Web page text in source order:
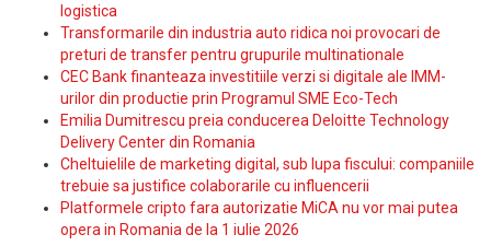
logistica
Transformarile din industria auto ridica noi provocari de
preturi de transfer pentru grupurile multinationale
CEC Bank finanteaza investitiile verzi si digitale ale IMM-
urilor din productie prin Programul SME Eco-Tech
Emilia Dumitrescu preia conducerea Deloitte Technology
Delivery Center din Romania
Cheltuielile de marketing digital, sub lupa fiscului: companiile
trebuie sa justifice colaborarile cu influencerii
Platformele cripto fara autorizatie MiCA nu vor mai putea
opera in Romania de la 1 iulie 2026